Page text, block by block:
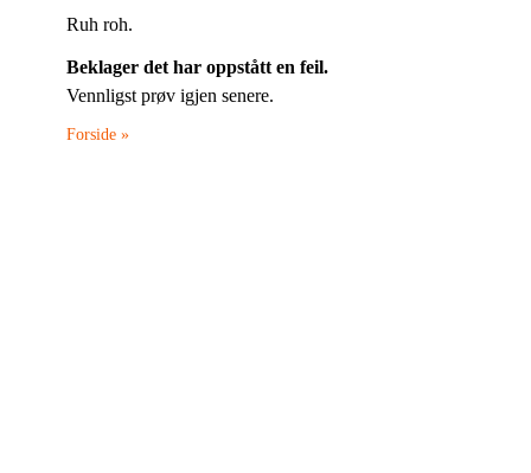
Ruh roh.
Beklager det har oppstått en feil.
Vennligst prøv igjen senere.
Forside »